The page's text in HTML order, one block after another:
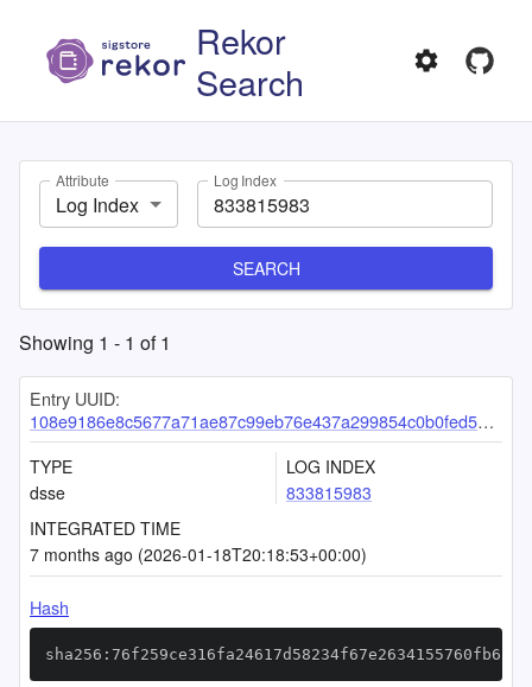
Rekor
Search
Attribute
Log Index
Log Index
SEARCH
Showing 1 - 1 of1
Entry UUID:
108e9186e8c5677a71ae87c99eb76e437a299854c0b0fed5dda955418b0edaba2879588ccd323b08
TYPE
dsse
LOG INDEX
833815983
INTEGRATED TIME
7 months ago (2026-01-18T20:18:53+00:00)
Hash